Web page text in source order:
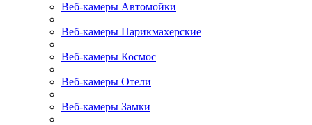
Веб-камеры Автомойки
Веб-камеры Парикмахерские
Веб-камеры Космос
Веб-камеры Отели
Веб-камеры Замки